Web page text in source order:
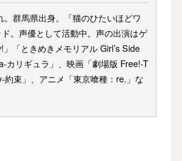
。群馬県出身。「猫のひたいほどワ
。声優として活動中。声の出演はゲ
「ときめきメモリアル Girl’s Side
カリギュラ」、映画「劇場版 Free!-T
約束」、アニメ「東京喰種：re.」な